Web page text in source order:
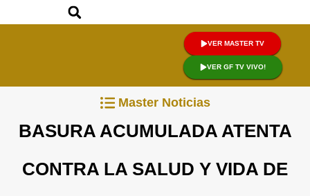
VER MASTER TV
VER GF TV VIVO!
Master Noticias
BASURA ACUMULADA ATENTA
CONTRA LA SALUD Y VIDA DE